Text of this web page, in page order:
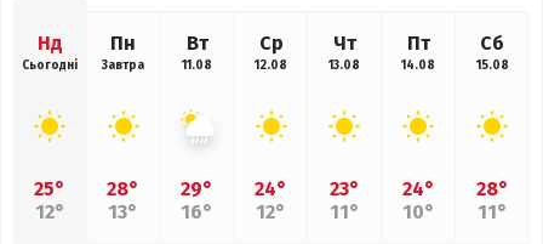
Нд
Сьогодні
25°
12°
Пн
Завтра
28°
13°
Вт
11.08
29°
16°
Ср
12.08
24°
12°
Чт
13.08
23°
11°
Пт
14.08
24°
10°
Сб
15.08
28°
11°